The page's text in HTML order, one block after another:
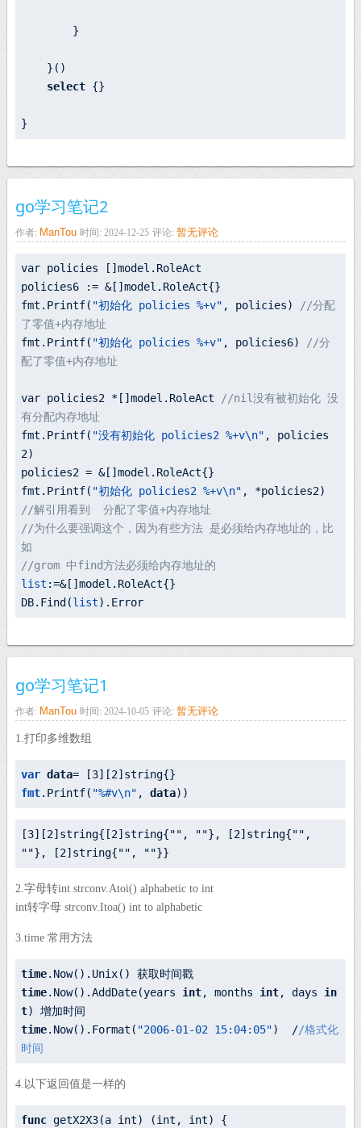
select {}
go学习笔记2
作者: ManTou 时间: 2024-12-25 评论: 暂无评论
var policies [] model. RoleAct
policies6 := &[] model.
fmt. Printf( "初始化 policies %+v" , policies)
//分配
了零值+内存地址
fmt. Printf( "初始化 policies %+v" , policies6)
//分
配了零值+内存地址
var policies2 * [] model. RoleAct
//nil没有被初始化 没
有分配内存地址
fmt. Printf( "没有初始化 policies2 %+v\n" , policies
2)
policies2 = &[] model.
fmt. Printf( "初始化 policies2 %+v\n"
//解引用看到  分配了零值+内存地址
//为什么要强调这个，因为有些方法 是必须给内存地址的，比
如
//grom 中find方法必须给内存地址的
list :=&[] model.
DB. Find(list ).Error
go学习笔记1
作者: ManTou 时间: 2024-10-05 评论: 暂无评论
1.打印多维数组
var data= [3][2
fmt. Printf( "%#v\n" , data
[3] [2] string{[2]string{"", ""} , [2] string{"",
""} , [2] string{"", ""}
2.字母转int strconv.Atoi() alphabetic to int
int转字母 strconv.Itoa() int to alphabetic
3.time 常用方法
time
time.Now().AddDate(years int, months int, days in
t
time.Now().Format( "2006-01-02 15:04:05")  //格式化
4.以下返回值是一样的
func getX2X3(a int) (int , int) {